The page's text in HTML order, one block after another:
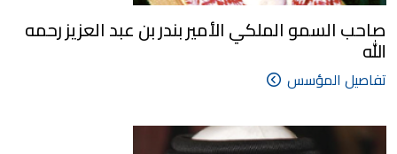
صاحب السمو الملكي الأمير بندر بن عبد العزيز رحمه
الله
تفاصيل المؤسس